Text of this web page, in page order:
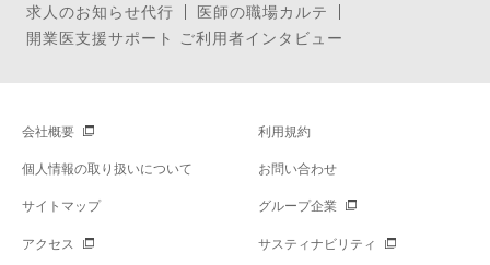
求人のお知らせ代行
医師の職場カルテ
開業医支援サポート ご利用者インタビュー
会社概要 利用規約
個人情報の取り扱いについて お問い合わせ
サイトマップ グループ企業
アクセス サスティナビリティ